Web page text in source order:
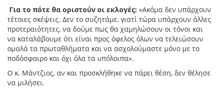
Για το πότε θα οριστούν οι εκλογές: «Ακόμα δεν υπάρχουν
τέτοιες σκέψεις. Δεν το συζητάμε, γιατί τώρα υπάρχουν άλλες
προτεραιότητες, να δούμε πως θα χαμηλώσουν οι τόνοι και
να καταλάβουμε ότι είναι προς όφελος όλων να τελειώσουν
ομαλά τα πρωταθλήματα και να ασχολούμαστε μόνο με το
ποδόσφαιρο και όχι όλα τα υπόλοιπα».
Ο κ. Μάντζιος, αν και προσκλήθηκε να πάρει θέση, δεν θέλησε
να μιλήσει.